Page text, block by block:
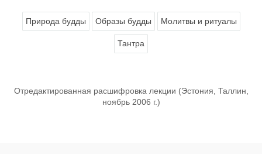
Природа будды Образы будды Молитвы и ритуалы
Тантра
Отредактированная расшифровка лекции (Эстония, Таллин,
ноябрь 2006 г.)